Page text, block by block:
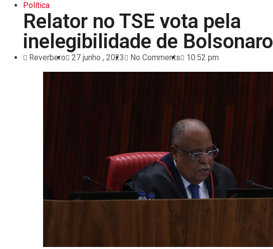
Política
Relator no TSE vota pela
inelegibilidade de Bolsonaro
Reverbero 27 junho , 2023 No Comments 10:52 pm